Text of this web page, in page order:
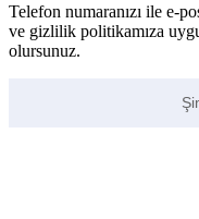
Telefon numaranızı ile e-
ve gizlilik politikamıza
olursunuz.